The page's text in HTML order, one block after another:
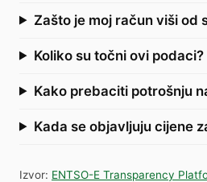
Zašto je moj račun viši od
Koliko su točni ovi podaci?
Kako prebaciti potrošnju
Kada se objavljuju cijene
Izvor: ENTSO-E Transparency